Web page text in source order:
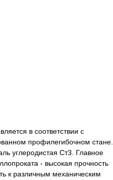
в соответствии с
профилегибочном стане.
углеродистая Ст3. Главное
- высокая прочность
к различным механическим